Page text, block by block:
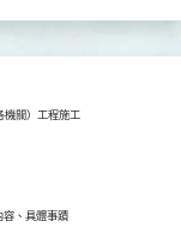
機關）工程施工
容、具體事蹟